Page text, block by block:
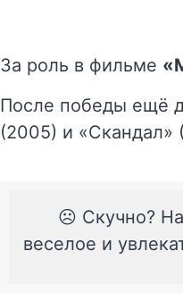
За роль в фильме
После победы ещё
(2005) и
☹️ Скучно?
веселое и